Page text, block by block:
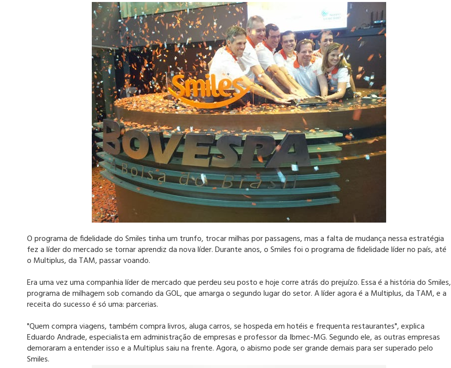
O programa de fidelidade do Smiles tinha um trunfo, trocar milhas por passagens, mas a falta de mudança nessa estratégia
fez a líder do mercado se tornar aprendiz da nova líder. Durante anos, o Smiles foi o programa de fidelidade líder no país, até
o Multiplus, da TAM, passar voando.
Era uma vez uma companhia líder de mercado que perdeu seu posto e hoje corre atrás do prejuízo. Essa é a história do Smiles,
programa de milhagem sob comando da GOL, que amarga o segundo lugar do setor. A líder agora é a Multiplus, da TAM, e a
receita do sucesso é só uma: parcerias.
"Quem compra viagens, também compra livros, aluga carros, se hospeda em hotéis e frequenta restaurantes", explica
Eduardo Andrade, especialista em administração de empresas e professor da Ibmec-MG. Segundo ele, as outras empresas
demoraram a entender isso e a Multiplus saiu na frente. Agora, o abismo pode ser grande demais para ser superado pelo
Smiles.